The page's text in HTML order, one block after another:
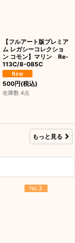
【フルアート版プレミア
ム レガシーコレクショ
ン コモン】マリン Re-
113C/8-085C
500円(税込)
在庫数 4点
もっと見る
No.3